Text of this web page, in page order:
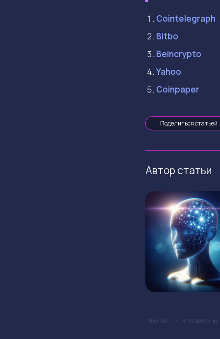
Cointelegraph
Bitbo
Beincrypto
Yahoo
Coinpaper
Поделиться статьей
Автор статьи